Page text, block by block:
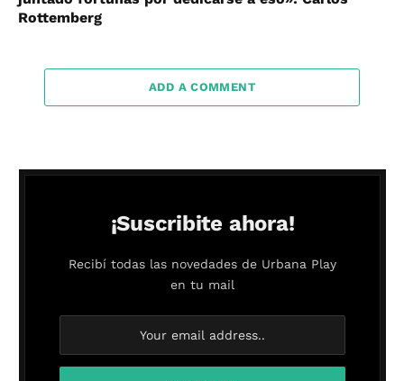
Rottemberg
ADD A COMMENT
¡Suscribite ahora!
Recibí todas las novedades de Urbana Play
en tu mail